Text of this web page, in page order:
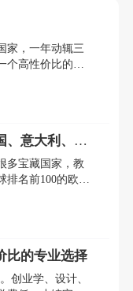
信，推荐人建议选择
展现申请者的学术能
全面了解申请者。
段（如适用）的完整
家，一年动辄三
高性价比的选
、意大利、西
多宝藏国家，教
名前100的欧洲
比的专业选择
创业学、设计、